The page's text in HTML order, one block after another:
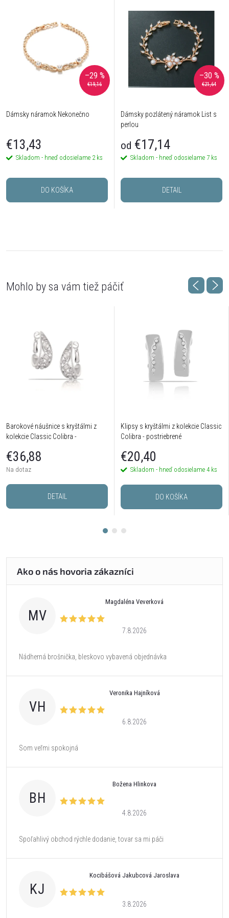
€19,16
–29 %
Dámsky náramok Nekonečno
€13,43
Skladom - hneď odosielame 2 ks
DO KOŠÍKA
€21,64
–30 %
Dámsky pozlátený náramok List s
perlou
od €17,14
Skladom - hneď odosielame 7 ks
DETAIL
Barokové náušnice s kryštálmi z
kolekcie Classic Colibra -
€36,88
Na dotaz
DETAIL
Klipsy s kryštálmi z kolekcie Classic
Colibra - postriebrené
€20,40
Skladom - hneď odosielame 4 ks
DO KOŠÍKA
MV
Magdaléna Veverková
7.8.2026
Nádherná brošnička, bleskovo vybavená objednávka
VH
Veronika Hajníková
6.8.2026
Som veľmi spokojná
BH
Božena Hlinkova
4.8.2026
Spoľahlivý obchod rýchle dodanie, tovar sa mi páči
KJ
Kocibášová Jakubcová Jaroslava
3.8.2026